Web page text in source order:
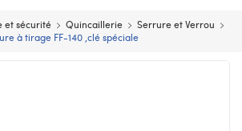
et sécurité Quincaillerie
Serrure et Verrou
à tirage FF-140 ,clé spéciale